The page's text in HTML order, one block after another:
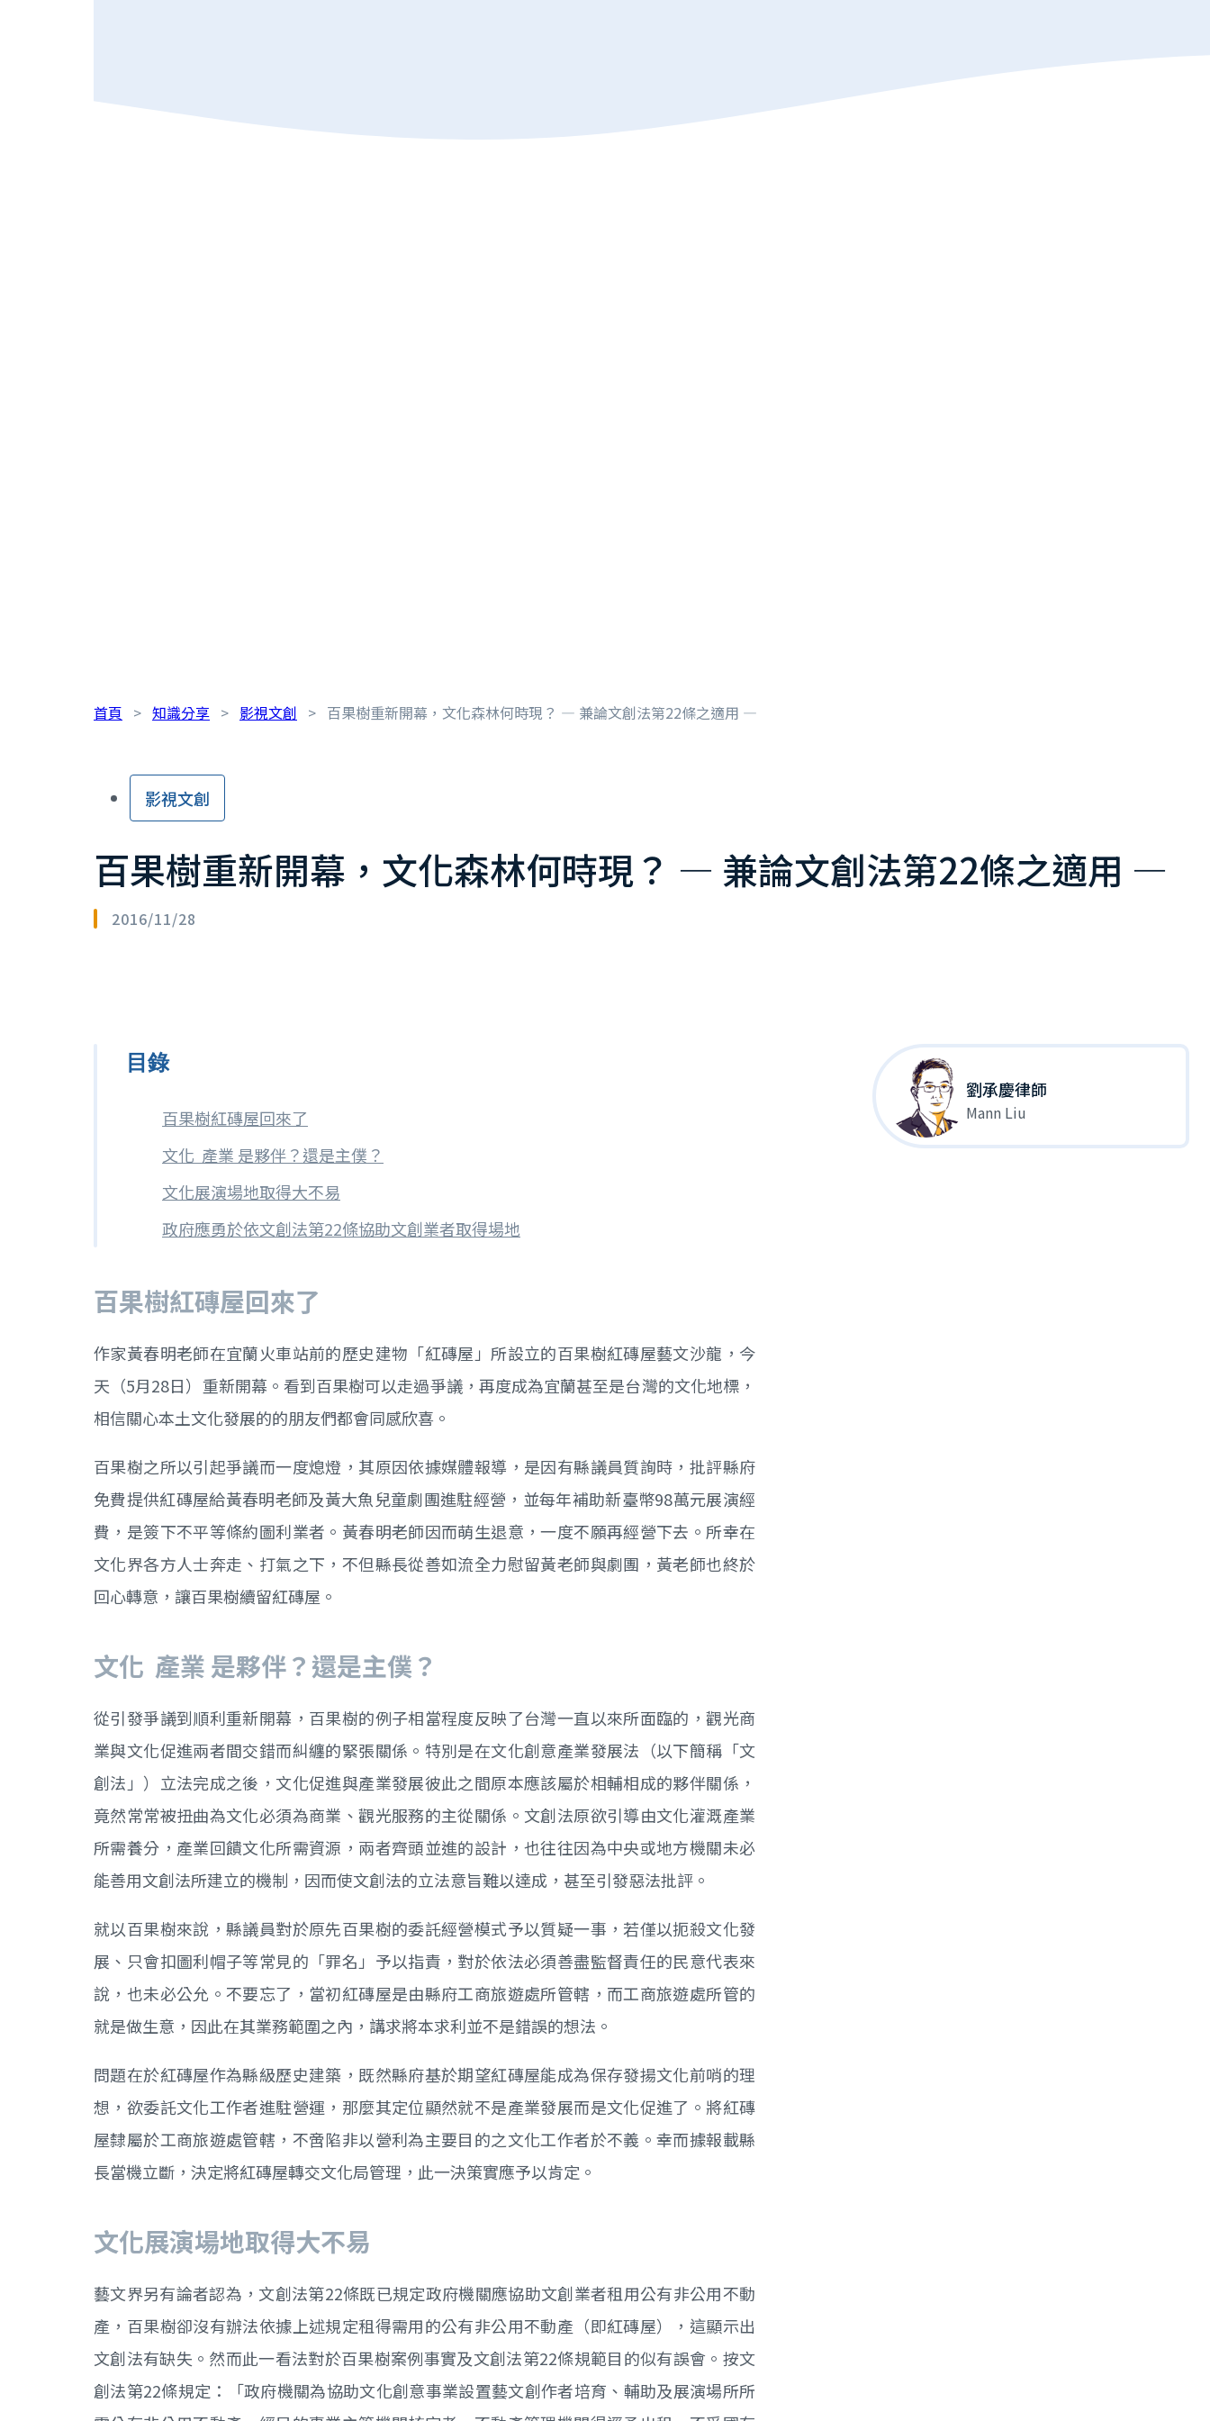
首頁 > 知識分享 > 影視文創 > 百果樹重新開幕，文化森林何時現？ — 兼論文創法第22條之適用 —
影視文創
百果樹重新開幕，文化森林何時現？ — 兼論文創法第22條之適用 —
2016/11/28
目錄
百果樹紅磚屋回來了
文化 產業 是夥伴？還是主僕？
文化展演場地取得大不易
政府應勇於依文創法第22條協助文創業者取得場地
百果樹紅磚屋回來了
作家黃春明老師在宜蘭火車站前的歷史建物「紅磚屋」所設立的百果樹紅磚屋藝文沙龍，今
天（5月28日）重新開幕。看到百果樹可以走過爭議，再度成為宜蘭甚至是台灣的文化地標，
相信關心本土文化發展的的朋友們都會同感欣喜。
百果樹之所以引起爭議而一度熄燈，其原因依據媒體報導，是因有縣議員質詢時，批評縣府
免費提供紅磚屋給黃春明老師及黃大魚兒童劇團進駐經營，並每年補助新臺幣98萬元展演經
費，是簽下不平等條約圖利業者。黃春明老師因而萌生退意，一度不願再經營下去。所幸在
文化界各方人士奔走、打氣之下，不但縣長從善如流全力慰留黃老師與劇團，黃老師也終於
回心轉意，讓百果樹續留紅磚屋。
文化 產業 是夥伴？還是主僕？
從引發爭議到順利重新開幕，百果樹的例子相當程度反映了台灣一直以來所面臨的，觀光商
業與文化促進兩者間交錯而糾纏的緊張關係。特別是在文化創意產業發展法（以下簡稱「文
創法」）立法完成之後，文化促進與產業發展彼此之間原本應該屬於相輔相成的夥伴關係，
竟然常常被扭曲為文化必須為商業、觀光服務的主從關係。文創法原欲引導由文化灌溉產業
所需養分，產業回饋文化所需資源，兩者齊頭並進的設計，也往往因為中央或地方機關未必
能善用文創法所建立的機制，因而使文創法的立法意旨難以達成，甚至引發惡法批評。
就以百果樹來說，縣議員對於原先百果樹的委託經營模式予以質疑一事，若僅以扼殺文化發
展、只會扣圖利帽子等常見的「罪名」予以指責，對於依法必須善盡監督責任的民意代表來
說，也未必公允。不要忘了，當初紅磚屋是由縣府工商旅遊處所管轄，而工商旅遊處所管的
就是做生意，因此在其業務範圍之內，講求將本求利並不是錯誤的想法。
問題在於紅磚屋作為縣級歷史建築，既然縣府基於期望紅磚屋能成為保存發揚文化前哨的理
想，欲委託文化工作者進駐營運，那麼其定位顯然就不是產業發展而是文化促進了。將紅磚
屋隸屬於工商旅遊處管轄，不啻陷非以營利為主要目的之文化工作者於不義。幸而據報載縣
長當機立斷，決定將紅磚屋轉交文化局管理，此一決策實應予以肯定。
文化展演場地取得大不易
藝文界另有論者認為，文創法第22條既已規定政府機關應協助文創業者租用公有非公用不動
產，百果樹卻沒有辦法依據上述規定租得需用的公有非公用不動產（即紅磚屋），這顯示出
文創法有缺失。然而此一看法對於百果樹案例事實及文創法第22條規範目的似有誤會。按文
創法第22條規定：「政府機關為協助文化創意事業設置藝文創作者培育、輔助及展演場所所
劉承慶律師
Mann Liu